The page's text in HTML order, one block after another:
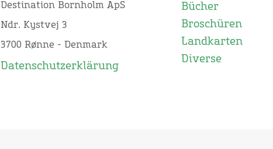
Destination Bornholm ApS
Ndr. Kystvej 3
3700 Rønne - Denmark
Datenschutzerklärung
Bücher
Broschüren
Landkarten
Diverse